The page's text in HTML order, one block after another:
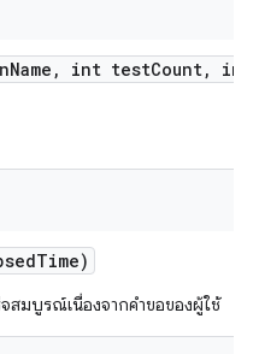
Name , int testCount,
int
Time)
สมบูรณ์เนื่องจากคำขอของผู้ใช้